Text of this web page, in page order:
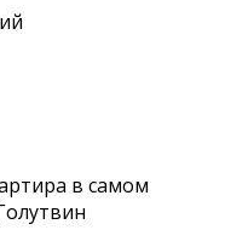
в самом